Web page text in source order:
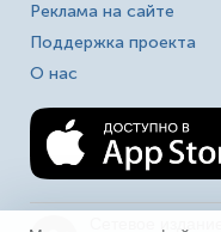
Реклама на сайте
Поддержка проекта
О нас